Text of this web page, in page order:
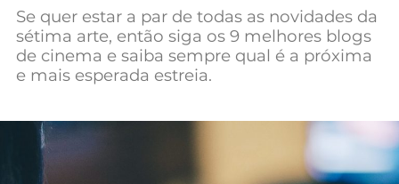
Negócios
Mundial 2026
Se quer estar a par de todas as novidades da
sétima arte, então siga os 9 melhores blogs
de cinema e saiba sempre qual é a próxima
e mais esperada estreia.